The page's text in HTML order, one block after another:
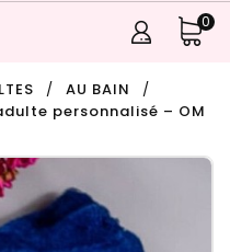
0
AU BAIN
personnalisé – OM